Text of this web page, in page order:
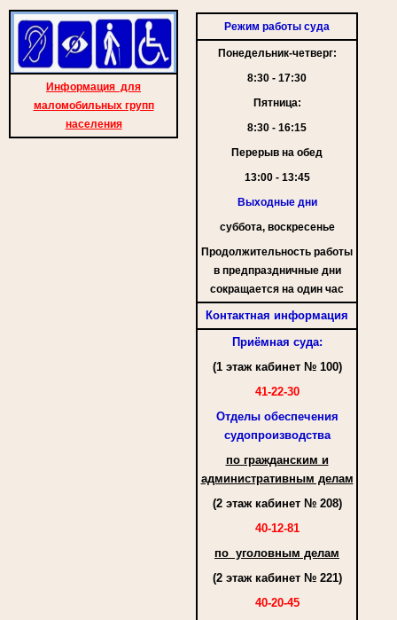
Информация для
маломобильных групп
населения
Режим работы суда
Понедельник-четверг:
8:30 - 17:30
Пятница:
8:30 - 16:15
Перерыв на обед
13:00 - 13:45
Выходные дни
суббота, воскресенье
Продолжительность работы
в предпраздничные дни
сокращается на один час
Контактная информация
Приёмная суда:
(1 этаж кабинет № 100)
41-22-30
Отделы обеспечения
судопроизводства
по гражданским и
административным делам
(2 этаж кабинет № 208)
40-12-81
по уголовным делам
(2 этаж кабинет № 221)
40-20-45